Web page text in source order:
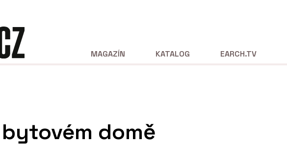
MAGAZÍN KATALOG EARCH.TV
domě